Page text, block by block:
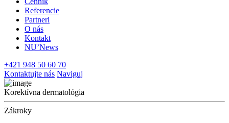
Referencie
Partneri
O nás
Kontakt
NU’News
+421 948 50 60 70
Kontaktujte nás Naviguj
Korektívna dermatológia
Zákroky